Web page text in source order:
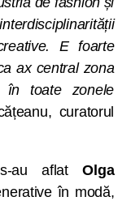
E foarte
ax central zona
în toate zonele
curatorul
s-au aflatOlga
în modă,